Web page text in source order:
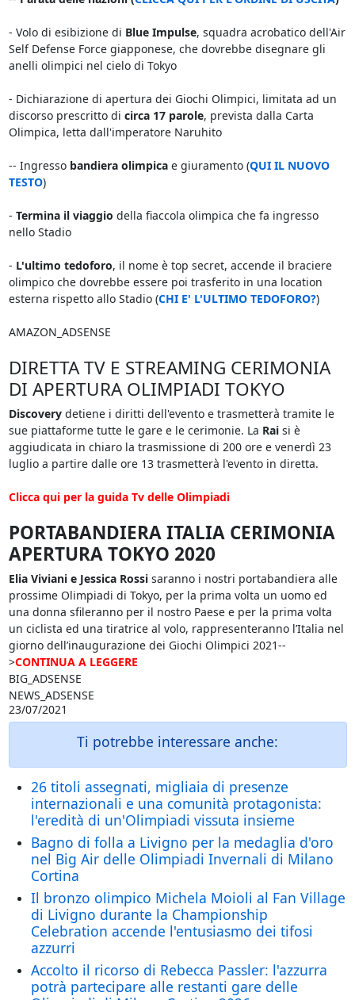
- Volo di esibizione di Blue Impulse, squadra acrobatico dell'Air
Self Defense Force giapponese, che dovrebbe disegnare gli
anelli olimpici nel cielo di Tokyo
- Dichiarazione di apertura dei Giochi Olimpici, limitata ad un
discorso prescritto di circa 17 parole, prevista dalla Carta
Olimpica, letta dall'imperatore Naruhito
-- Ingresso bandiera olimpicae giuramento (QUI IL NUOVO
TESTO)
- Termina il viaggio della fiaccola olimpica che fa ingresso
nello Stadio
- L'ultimo tedoforo, il nome è top secret, accende il braciere
olimpico che dovrebbe essere poi trasferito in una location
esterna rispetto allo Stadio (CHI E' L'ULTIMO TEDOFORO?)
AMAZON_ADSENSE
DIRETTA TV E STREAMING CERIMONIA
DI APERTURA OLIMPIADI TOKYO
Discoverydetiene i diritti dell'evento e trasmetterà tramite le
sue piattaforme tutte le gare e le cerimonie. La Raisi è
aggiudicata in chiaro la trasmissione di 200 ore e venerdì 23
luglio a partire dalle ore 13 trasmetterà l'evento in diretta.
Clicca qui per la guida Tv delle Olimpiadi
PORTABANDIERA ITALIA CERIMONIA
APERTURA TOKYO 2020
Elia Viviani e Jessica Rossisaranno i nostri portabandiera alle
prossime Olimpiadi di Tokyo, per la prima volta un uomo ed
una donna sfileranno per il nostro Paese e per la prima volta
un ciclista ed una tiratrice al volo, rappresenteranno l’Italia nel
giorno dell’inaugurazione dei Giochi Olimpici 2021--
>CONTINUA A LEGGERE
BIG_ADSENSE
NEWS_ADSENSE
23/07/2021
Ti potrebbe interessare anche:
26 titoli assegnati, migliaia di presenze
internazionali e una comunità protagonista:
l'eredità di un'Olimpiadi vissuta insieme
Bagno di folla a Livigno per la medaglia d'oro
nel Big Air delle Olimpiadi Invernali di Milano
Cortina
Il bronzo olimpico Michela Moioli al Fan Village
di Livigno durante la Championship
Celebration accende l'entusiasmo dei tifosi
azzurri
Accolto il ricorso di Rebecca Passler: l'azzurra
potrà partecipare alle restanti gare delle